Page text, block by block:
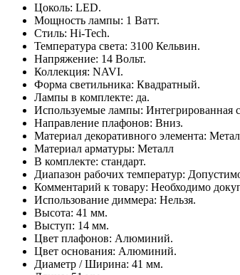
Цоколь: LED.
Мощность лампы: 1 Ватт.
Стиль: Hi-Tech.
Температура света: 3100 Кельвин.
Напряжение: 14 Вольт.
Коллекция: NAVI.
Форма светильника: Квадратный.
Лампы в комплекте: да.
Используемые лампы: Интегрированная
Направление плафонов: Вниз.
Материал декоративного элемента:
Материал арматуры: Металл
В комплекте: стандарт.
Диапазон рабочих температур:
Комментарий к товару: Необходимо
Использование диммера: Нельзя.
Высота: 41 мм.
Выступ: 14 мм.
Цвет плафонов: Алюминий.
Цвет основания: Алюминий.
Диаметр / Ширина: 41 мм.